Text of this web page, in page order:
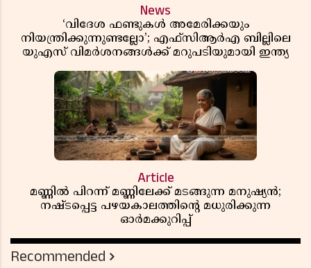
News
‘വിദേശ ഫണ്ടുകൾ അമേരിക്കയും
നിയന്ത്രിക്കുന്നുണ്ടല്ലോ’; എഫ്സിആർഎ ബില്ലിലെ
യുഎസ് വിമർശനങ്ങൾക്ക് മറുപടിയുമായി ഇന്ത്യ
Article
മണ്ണിൽ പിറന്ന് മണ്ണിലേക്ക് മടങ്ങുന്ന മനുഷ്യൻ;
നഷ്ടപ്പെട്ട പഴയകാലത്തിൻ്റെ മധുരിക്കുന്ന
ഓർമക്കുറിപ്പ്
Recommended